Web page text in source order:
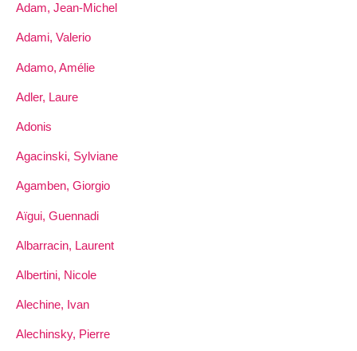
Adam, Jean-Michel
Adami, Valerio
Adamo, Amélie
Adler, Laure
Adonis
Agacinski, Sylviane
Agamben, Giorgio
Aïgui, Guennadi
Albarracin, Laurent
Albertini, Nicole
Alechine, Ivan
Alechinsky, Pierre